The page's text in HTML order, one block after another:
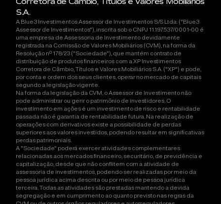
S.A.
A Blue3 Investimentos Assessor de Investimentos S/S Ltda. ("Blue3
Assessor de Investimentos"), inscrita sob o CNPJ 11.197.537/0001-00 é
uma empresa de Assessoria de Investimento devidamente
registrada na Comissão de Valores Mobiliários (CVM), na forma da
Resolução nº 178/23 ("Sociedade"), que mantém contrato de
distribuição de produtos financeiros com a XP Investimentos
Corretora de Câmbio, Títulos e Valores Mobiliários S.A. ("XP") e pode,
por conta e ordem dos seus clientes, operar no mercado de capitais
segundo a legislação vigente.
Na forma da legislação da CVM, o Assessor de Investimento não
pode administrar ou gerir o patrimônio de investidores. O
investimento em ações é um investimento de risco e rentabilidade
passada não é garantia de rentabilidade futura. Na realização de
operações com derivativos existe a possibilidade de perdas
superiores aos valores investidos, podendo resultar em significativas
perdas patrimoniais.
A "Sociedade" poderá exercer atividades complementares
relacionadas aos mercados financeiro, securitário, de previdência e
capitalização, desde que não conflitem com a atividade de
assessoria de investimentos, podendo ser realizadas por meio da
pessoa jurídica acima descrita ou por meio de pessoa jurídica
terceira. Todas as atividades são prestadas mantendo a devida
segregação e em cumprimento ao quanto previsto nas regras da